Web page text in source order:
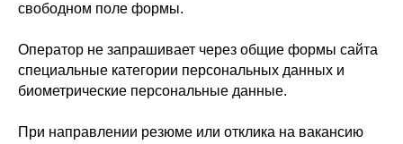
свободном поле формы.
Оператор не запрашивает через общие формы сайта
специальные категории персональных данных и
биометрические персональные данные.
При направлении резюме или отклика на вакансию